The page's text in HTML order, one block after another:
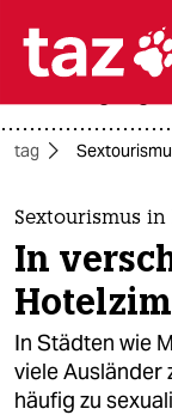

themen
politik
öko
gesellschaft
Sextourismus
In
In Städten wie
viele Ausländer
häufig zu